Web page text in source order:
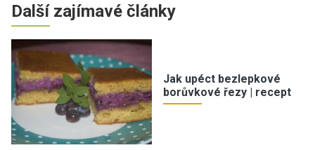
Další zajímavé články
Jak upéct bezlepkové
borůvkové řezy | recept